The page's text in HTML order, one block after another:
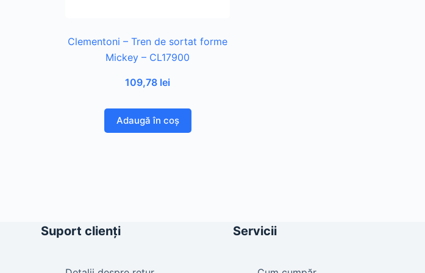
Clementoni – Tren de sortat forme
Mickey – CL17900
109,78 lei
Adaugă în coș
Suport clienți Servicii